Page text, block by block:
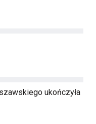
ukończyła